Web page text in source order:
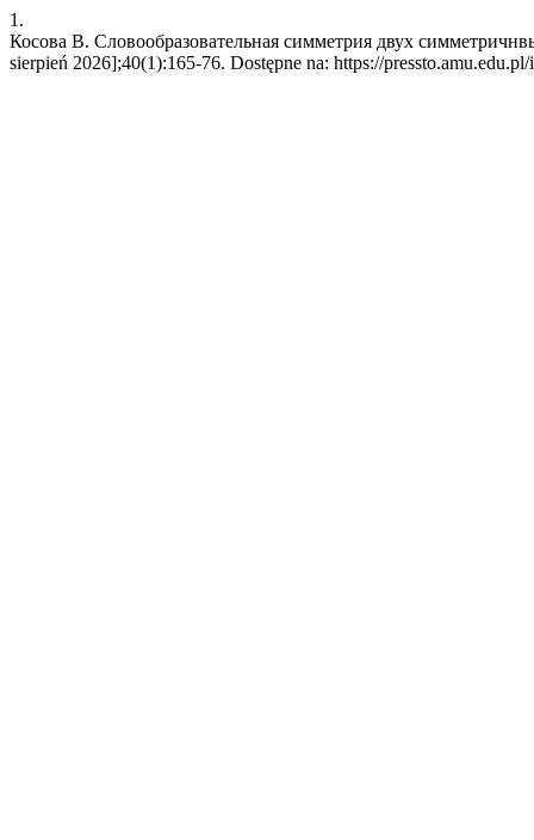
1.
Косова В. Словообразовательная симметрия двух
sierpień 2026];40(1):165-76. Dostępne na: https://